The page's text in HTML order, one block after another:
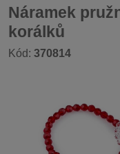
Náramek
korálků
Kód: 370814